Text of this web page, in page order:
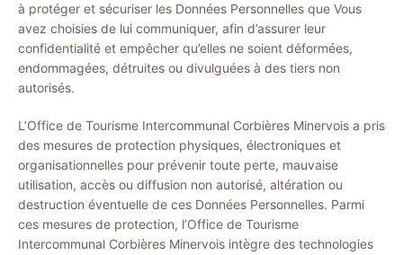
à protéger et sécuriser les Données Personnelles que Vous
avez choisies de lui communiquer, afin d’assurer leur
confidentialité et empêcher qu’elles ne soient déformées,
endommagées, détruites ou divulguées à des tiers non
autorisés.
L’Office de Tourisme Intercommunal Corbières Minervois a pris
des mesures de protection physiques, électroniques et
organisationnelles pour prévenir toute perte, mauvaise
utilisation, accès ou diffusion non autorisé, altération ou
destruction éventuelle de ces Données Personnelles. Parmi
ces mesures de protection, l’Office de Tourisme
Intercommunal Corbières Minervois intègre des technologies